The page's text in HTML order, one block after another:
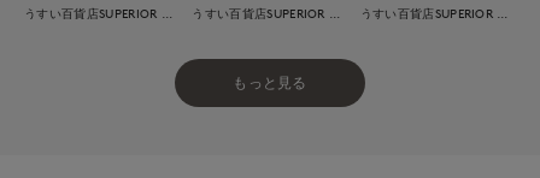
もっと見る